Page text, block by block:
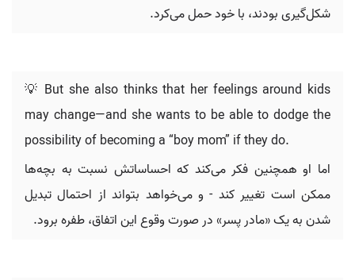
شکل‌گیری بودند، با خود حمل می‌کرد.
💡 But she also thinks that her feelings around kids
may change—and she wants to be able to dodge the
possibility of becoming a “boy mom” if they do.
اما او همچنین فکر می‌کند که احساساتش نسبت به بچه‌ها
ممکن است تغییر کند - و می‌خواهد بتواند از احتمال تبدیل
شدن به یک «مادر پسر» در صورت وقوع این اتفاق، طفره برود.